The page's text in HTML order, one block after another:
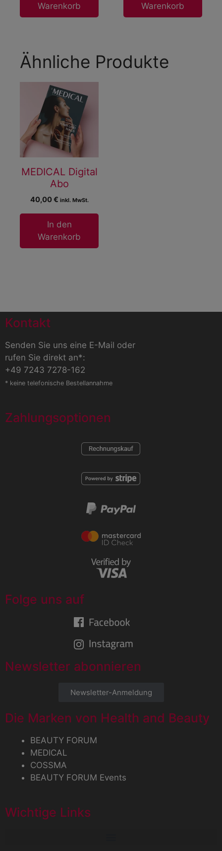
Warenkorb
Warenkorb
Ähnliche Produkte
MEDICAL Digital
Abo
40,00€ inkl. MwSt.
In den
Warenkorb
Kontakt
Senden Sie uns eine E-Mail oder
rufen Sie direkt an*:
+49 7243 7278-162
* keine telefonische Bestellannahme
Zahlungsoptionen
Folge uns auf
Newsletter abonnieren
Newsletter-Anmeldung
Die Marken von Health and Beauty
BEAUTY FORUM
MEDICAL
COSSMA
BEAUTY FORUM Events
Wichtige Links